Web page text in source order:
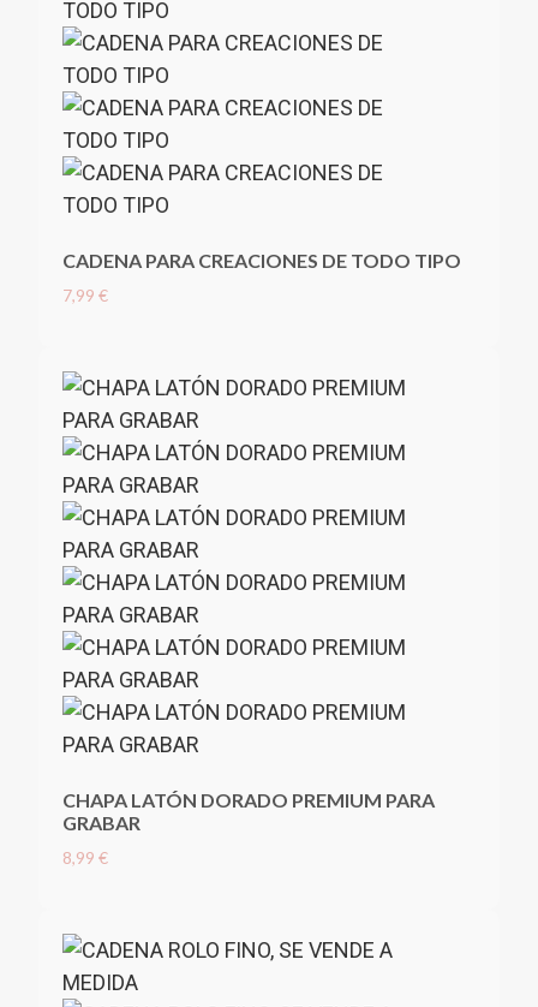
CADENA PARA CREACIONES DE TODO TIPO
7,99 €
CHAPA LATÓN DORADO PREMIUM PARA
GRABAR
8,99 €